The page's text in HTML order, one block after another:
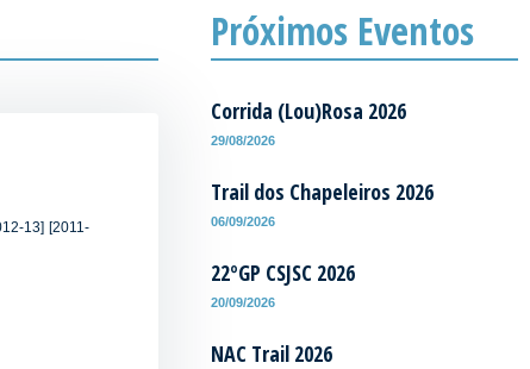
13] [2011-
Próximos Eventos
Corrida (Lou)Rosa 2026
29/08/2026
Trail dos Chapeleiros 2026
06/09/2026
22ºGP CSJSC 2026
20/09/2026
NAC Trail 2026